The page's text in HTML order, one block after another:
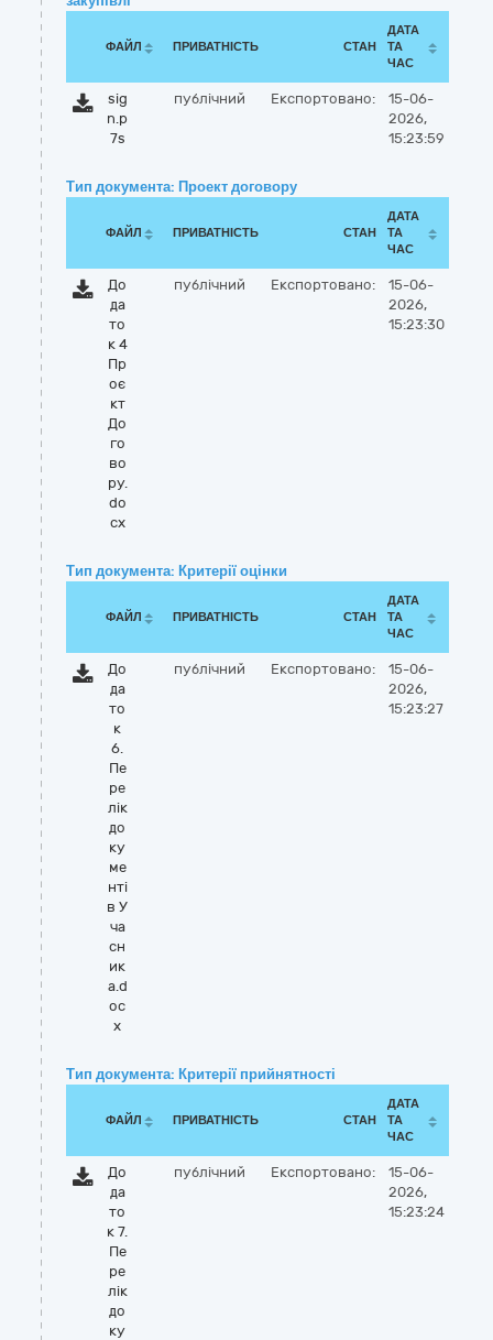
ФАЙЛ ПРИВАТНІСТЬ СТАН
ДАТА
ТА
ЧАС
sig
n.p
7s
публічний Експортовано:
15-06-
2026,
15:23:59
Тип документа: Проект договору
ФАЙЛ ПРИВАТНІСТЬ СТАН
ДАТА
ТА
ЧАС
До
да
то
к 4
Пр
оє
кт
До
го
во
ру.
do
cx
публічний Експортовано:
15-06-
2026,
15:23:30
Тип документа: Критерії оцінки
ФАЙЛ ПРИВАТНІСТЬ СТАН
ДАТА
ТА
ЧАС
До
да
то
к
6.
Пе
ре
лік
до
ку
ме
нті
в У
ча
сн
ик
а.d
oc
x
публічний Експортовано:
15-06-
2026,
15:23:27
Тип документа: Критерії прийнятності
ФАЙЛ ПРИВАТНІСТЬ СТАН
ДАТА
ТА
ЧАС
До
да
то
к 7.
Пе
ре
лік
до
ку
публічний Експортовано:
15-06-
2026,
15:23:24